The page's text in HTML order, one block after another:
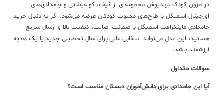
در مزون کودک برندپوش مجموعه‌ای از کیف، کوله‌پشتی و جامدادی‌های
اورجینال اسمیگل با طرح‌های محبوب کودکان عرضه می‌شود. اگر به دنبال خرید
جامدادی ماینکرافت اسمیگل با ضمانت اصالت، کیفیت بالا و ارسال سریع
هستید، این مدل می‌تواند انتخابی عالی برای سال تحصیلی جدید یا یک هدیه
ارزشمند باشد.
سوالات متداول
آیا این جامدادی برای دانش‌آموزان دبستان مناسب است؟